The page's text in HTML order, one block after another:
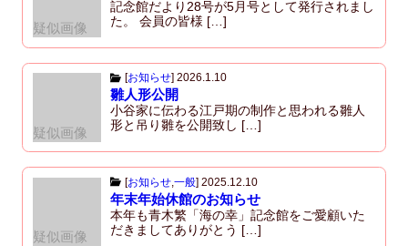
疑似画像
記念館だより28号が5月号として発行されまし
た。 会員の皆様 […]
疑似画像
[お知らせ] 2026.1.10
雛人形公開
小谷家に伝わる江戸期の制作と思われる雛人
形と吊り雛を公開致し […]
疑似画像
[お知らせ,一般] 2025.12.10
年末年始休館のお知らせ
本年も青木繁「海の幸」記念館をご愛顧いた
だきましてありがとう […]